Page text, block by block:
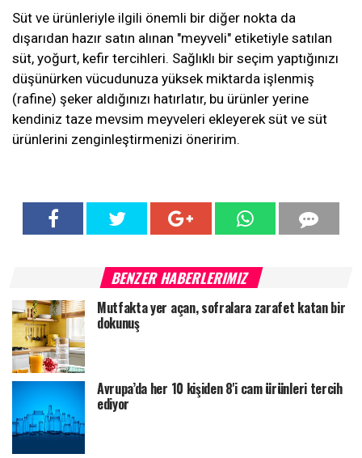
Süt ve ürünleriyle ilgili önemli bir diğer nokta da
dışarıdan hazır satın alınan "meyveli" etiketiyle satılan
süt, yoğurt, kefir tercihleri. Sağlıklı bir seçim yaptığınızı
düşünürken vücudunuza yüksek miktarda işlenmiş
(rafine) şeker aldığınızı hatırlatır, bu ürünler yerine
kendiniz taze mevsim meyveleri ekleyerek süt ve süt
ürünlerini zenginleştirmenizi öneririm.
BENZER HABERLERIMIZ
Mutfakta yer açan, sofralara zarafet katan bir
dokunuş
Avrupa’da her 10 kişiden 8'i cam ürünleri tercih
ediyor